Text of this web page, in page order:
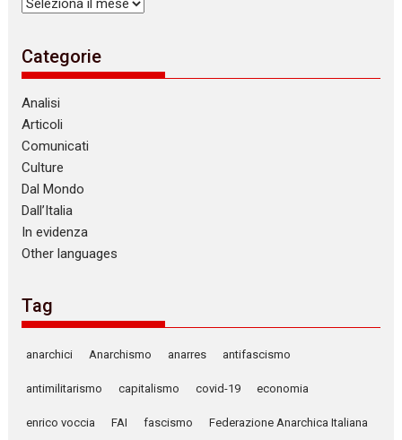
Categorie
Analisi
Articoli
Comunicati
Culture
Dal Mondo
Dall’Italia
In evidenza
Other languages
Tag
anarchici Anarchismo anarres antifascismo
antimilitarismo capitalismo covid-19 economia
enrico voccia FAI fascismo Federazione Anarchica Italiana